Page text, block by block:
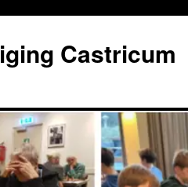
Castricum